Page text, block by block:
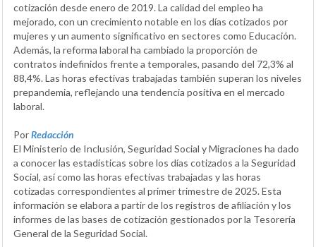
cotización desde enero de 2019. La calidad del empleo ha
mejorado, con un crecimiento notable en los días cotizados por
mujeres y un aumento significativo en sectores como Educación.
Además, la reforma laboral ha cambiado la proporción de
contratos indefinidos frente a temporales, pasando del 72,3% al
88,4%. Las horas efectivas trabajadas también superan los niveles
prepandemia, reflejando una tendencia positiva en el mercado
laboral.
PorRedacción
El Ministerio de Inclusión, Seguridad Social y Migraciones ha dado
a conocer las estadísticas sobre los días cotizados a la Seguridad
Social, así como las horas efectivas trabajadas y las horas
cotizadas correspondientes al primer trimestre de 2025. Esta
información se elabora a partir de los registros de afiliación y los
informes de las bases de cotización gestionados por la Tesorería
General de la Seguridad Social.